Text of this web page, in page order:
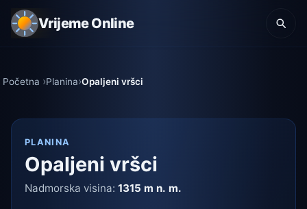
Vrijeme Online
Početna Planina Opaljeni vršci
PLANINA
Opaljeni vršci
Nadmorska visina:1315 m n. m.